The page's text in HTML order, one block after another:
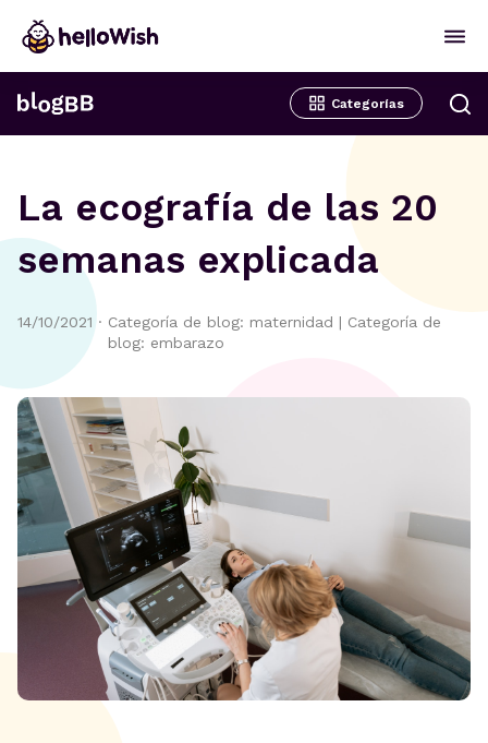
Categorías
La ecografía de las 20
semanas explicada
14/10/2021 · Categoría de blog: maternidad | Categoría de
blog: embarazo